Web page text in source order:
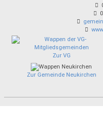
Zur VG
Zur Gemeinde Neukirchen